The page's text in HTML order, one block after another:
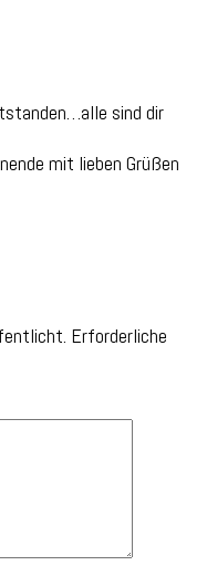
sind dir
mit lieben Grüßen
Erforderliche